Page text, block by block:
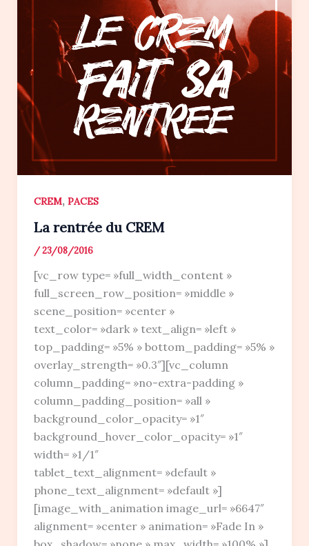
CREM, PACES
La rentrée du CREM
/23/08/2016
[vc_row type= »full_width_content »
full_screen_row_position= »middle »
scene_position= »center »
text_color= »dark » text_align= »left »
top_padding= »5% » bottom_padding= »5% »
overlay_strength= »0.3″][vc_column
column_padding= »no-extra-padding »
column_padding_position= »all »
background_color_opacity= »1″
background_hover_color_opacity= »1″
width= »1/1″
tablet_text_alignment= »default »
phone_text_alignment= »default »]
[image_with_animation image_url= »6647″
alignment= »center » animation= »Fade In »